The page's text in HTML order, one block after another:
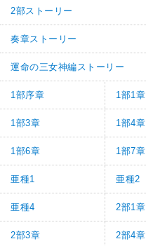
2部ストーリー
奏章ストーリー
運命の三女神編ストーリー
1部序章 1部1章
1部3章 1部4章
1部6章 1部7章
亜種1 亜種2
亜種4 2部1章
2部3章 2部4章